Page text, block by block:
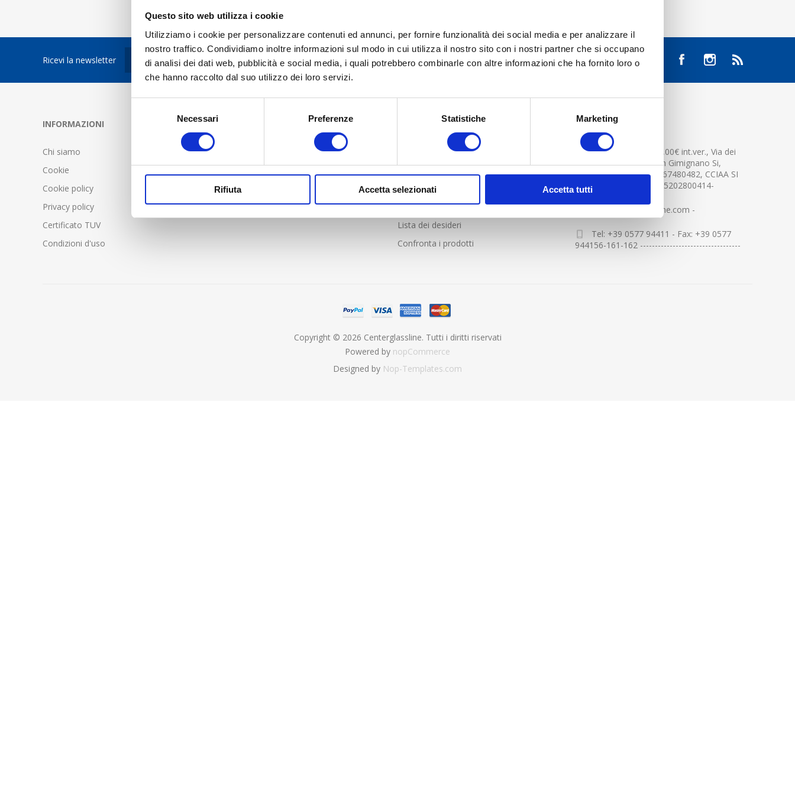
Questo sito web utilizza i cookie
Utilizziamo i cookie per personalizzare contenuti ed annunci, per fornire funzionalità dei social media e per analizzare il
nostro traffico. Condividiamo inoltre informazioni sul modo in cui utilizza il nostro sito con i nostri partner che si occupano
di analisi dei dati web, pubblicità e social media, i quali potrebbero combinarle con altre informazioni che ha fornito loro o
che hanno raccolto dal suo utilizzo dei loro servizi.
Necessari Preferenze Statistiche Marketing
Rifiuta Accetta selezionati Accetta tutti
Ricevi la newsletter
INFORMAZIONI
Chi siamo
Cookie
Cookie policy
Privacy policy
Certificato TUV
Condizioni d'uso
FAQ - Domande frequenti
Spedizione e resi
Ordini
Carrello
Lista dei desideri
Confronta i prodotti
CONTATTACI
Cap.soc. 2.500.000,00€ int.ver., Via dei
platani n. 15, 53037 San Gimignano Si,
Part.IVA e Cod.Fisc.04367480482, CCIAA SI
n.94391 , MOCA=IT0905202800414-
info@centerglassline.com -
Tel: +39 0577 94411 - Fax: +39 0577
944156-161-162 ----------------------------------
Copyright © 2026 Centerglassline. Tutti i diritti riservati
Powered by nopCommerce
Designed by Nop-Templates.com